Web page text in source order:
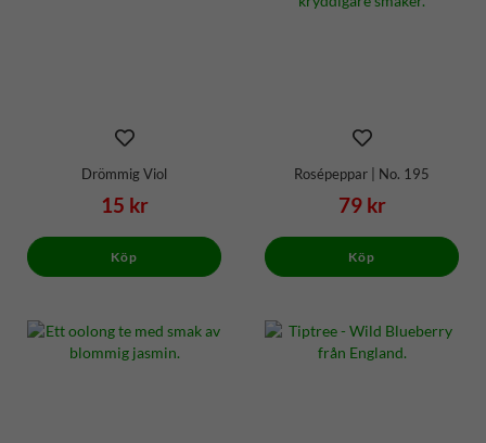
Drömmig Viol
15 kr
Köp
Rosépeppar | No. 195
79 kr
Köp